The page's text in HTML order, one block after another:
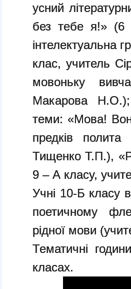
усний
без тебе я!» (6
інтелектуальна
клас, учитель
мовоньку
Макарова
теми: «Мова!
предків
Тищенко Т.П.),
9 – А класу,
Учні 10-Б класу
поетичному
рідної мови
Тематичні
класах.